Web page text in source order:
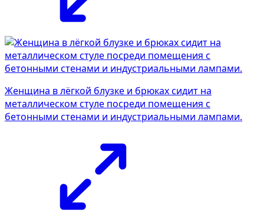
Женщина в лёгкой блузке и брюках сидит на
металлическом стуле посреди помещения с
бетонными стенами и индустриальными лампами.